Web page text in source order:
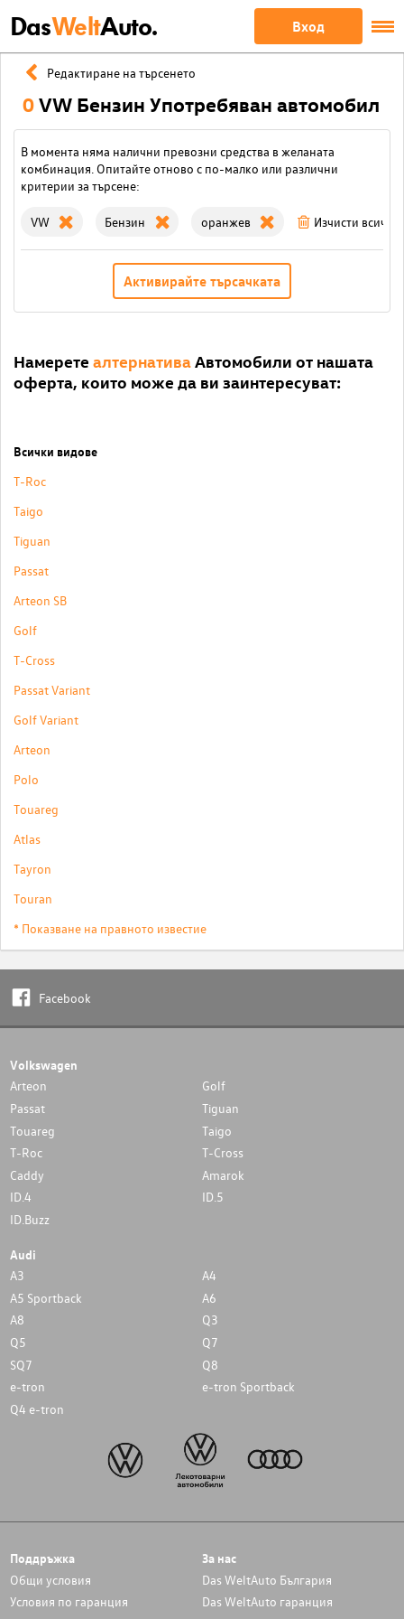
DasWeltAuto. Вход
Редактиране на търсенето
0VW Бензин Употребяван автомобил
В момента няма налични превозни средства в желаната
комбинация. Опитайте отново с по-малко или различни
критерии за търсене:
VW Бензин оранжев Изчисти
Активирайте търсачката
Намерете алтернативаАвтомобили от нашата
оферта, които може да ви заинтересуват:
Всички видове
T-Roc
Taigo
Tiguan
Passat
Arteon SB
Golf
T-Cross
Passat Variant
Golf Variant
Arteon
Polo
Touareg
Atlas
Tayron
Touran
* Показване на правното известие
Facebook
Volkswagen
Arteon
Golf
Passat
Tiguan
Touareg
Taigo
T-Roc
T-Cross
Caddy
Amarok
ID.4
ID.5
ID.Buzz
Audi
A3
A4
A5 Sportback
A6
A8
Q3
Q5
Q7
SQ7
Q8
e-tron
e-tron Sportback
Q4 e-tron
Поддръжка
Общи условия
Условия по гаранция
За нас
Das WeltAuto България
Das WeltAuto гаранция